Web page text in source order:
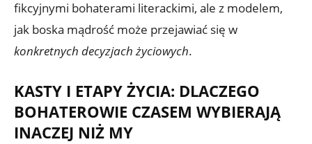
fikcyjnymi bohaterami literackimi, ale z modelem,
jak boska mądrość może przejawiać się w
konkretnych decyzjach życiowych.
KASTY I ETAPY ŻYCIA: DLACZEGO
BOHATEROWIE CZASEM WYBIERAJĄ
INACZEJ NIŻ MY